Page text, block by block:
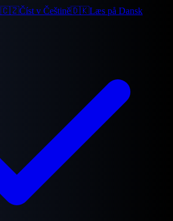
🇨🇿Číst v Češtině🇩🇰Læs på Dansk